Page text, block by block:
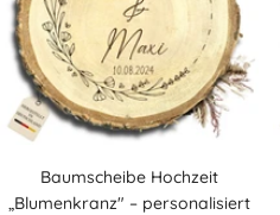
Baumscheibe Hochzeit
„Blumenkranz" – personalisiert